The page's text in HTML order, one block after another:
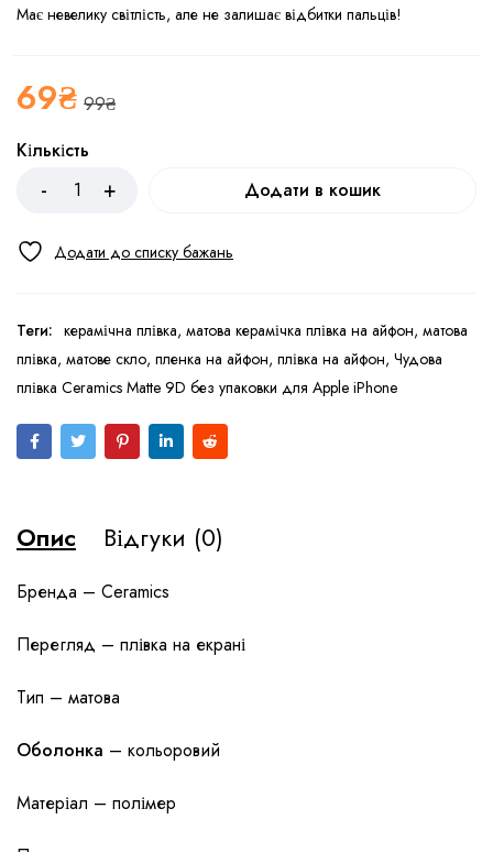
Має невелику світлість, але не залишає відбитки пальців!
99₴
69₴
Кількість
Додати в кошик
Теги: керамічна плівка, матова керамічка плівка на айфон, матова
плівка, матове скло, пленка на айфон, плівка на айфон, Чудова
плівка Ceramics Matte 9D без упаковки для Apple iPhone
Опис Відгуки (0)
Бренда – Ceramics
Перегляд – плівка на екрані
Тип – матова
Оболонка – кольоровий
Матеріал – полімер